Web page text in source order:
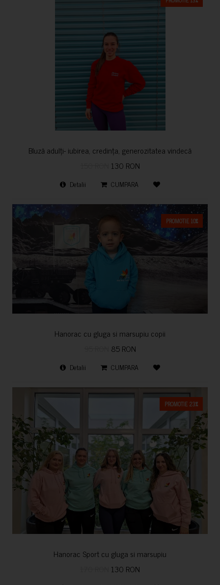
Bluză adulți- iubirea, credința, generozitatea vindecă
130 RON
Detalii CUMPARA
PROMOTIE 10%
Hanorac cu gluga si marsupiu copii
85 RON
Detalii CUMPARA
PROMOTIE 23%
Hanorac Sport cu gluga si marsupiu
130 RON